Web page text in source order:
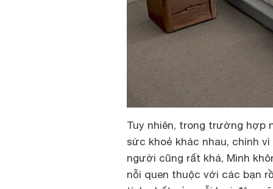
Tuy nhiên, trong trường hợp
sức khoẻ khác nhau, chính
người cũng rất khá, Mình
nỗi quen thuộc với các bạn